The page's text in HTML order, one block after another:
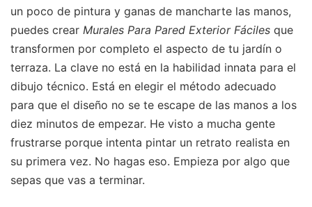
un poco de pintura y ganas de mancharte las manos,
puedes crear Murales Para Pared Exterior Fáciles que
transformen por completo el aspecto de tu jardín o
terraza. La clave no está en la habilidad innata para el
dibujo técnico. Está en elegir el método adecuado
para que el diseño no se te escape de las manos a los
diez minutos de empezar. He visto a mucha gente
frustrarse porque intenta pintar un retrato realista en
su primera vez. No hagas eso. Empieza por algo que
sepas que vas a terminar.